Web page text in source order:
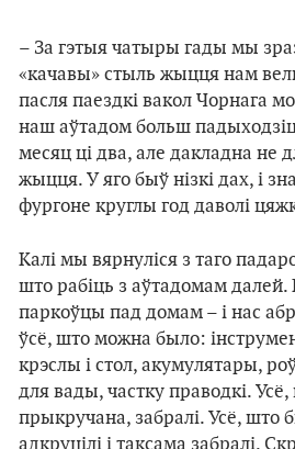
– За гэтыя чатыры гады мы
«качавы» стыль жыцця нам
пасля паездкі вакол Чорнага
наш аўтадом больш
месяц ці два, але дакладна не
жыцця. У яго быў нізкі дах, і
фургоне круглы год даволі
Калі мы вярнуліся з таго
што рабіць з аўтадомам далей.
паркоўцы пад домам – і нас
ўсё, што можна было:
крэслы і стол, акумулятары,
для вады, частку праводкі.
прыкручана, забралі. Усё, што
адкруцілі і таксама забралі.